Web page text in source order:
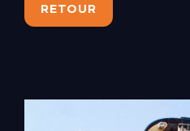
RETOUR